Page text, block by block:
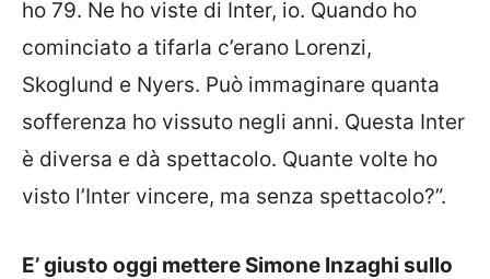
ho 79. Ne ho viste di Inter, io. Quando ho
cominciato a tifarla c’erano Lorenzi,
Skoglund e Nyers. Può immaginare quanta
sofferenza ho vissuto negli anni. Questa Inter
è diversa e dà spettacolo. Quante volte ho
visto l’Inter vincere, ma senza spettacolo?”.
E’ giusto oggi mettere Simone Inzaghi sullo